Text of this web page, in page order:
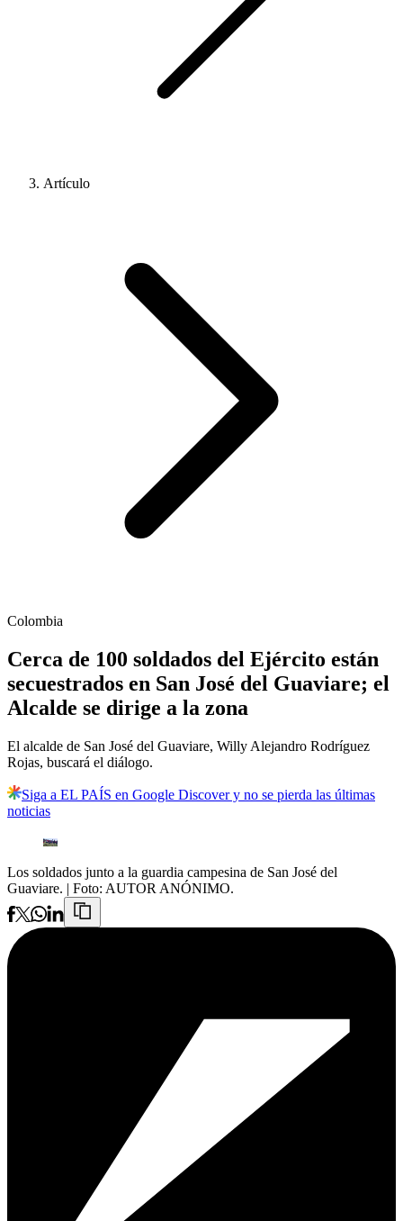
Artículo
Colombia
Cerca de 100 soldados del Ejército están
secuestrados en San José del Guaviare; el
Alcalde se dirige a la zona
El alcalde de San José del Guaviare, Willy Alejandro Rodríguez
Rojas, buscará el diálogo.
Siga a EL PAÍS en Google Discover y no se pierda las últimas
noticias
Los soldados junto a la guardia campesina de San José del
Guaviare. | Foto: AUTOR ANÓNIMO.